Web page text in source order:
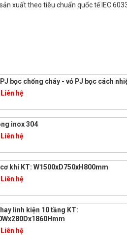
xuất theo tiêu chuẩn quốc tế IEC
bọc chống cháy - vỏ PJ bọc cách
Liên hệ
inox 304
Liên hệ
cơ khí KT: W1500xD750xH800mm
Liên hệ
linh kiện 10 tầng KT:
Liên hệ